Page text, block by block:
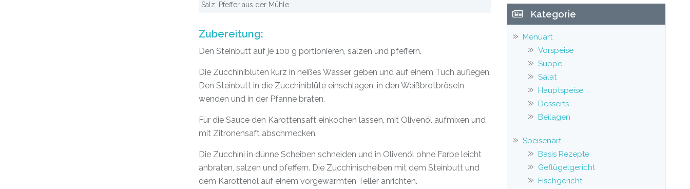
Salz, Pfeffer aus der Mühle
Zubereitung:
Den Steinbutt auf je 100 g portionieren, salzen und pfeffern.
Die Zucchiniblüten kurz in heißes Wasser geben und auf einem Tuch auflegen.
Den Steinbutt in die Zucchiniblüte einschlagen, in den Weißbrotbröseln
wenden und in der Pfanne braten.
Für die Sauce den Karottensaft einkochen lassen, mit Olivenöl aufmixen und
mit Zitronensaft abschmecken.
Die Zucchini in dünne Scheiben schneiden und in Olivenöl ohne Farbe leicht
anbraten, salzen und pfeffern. Die Zucchinischeiben mit dem Steinbutt und
dem Karottenöl auf einem vorgewärmten Teller anrichten.
Kategorie
Menüart
Vorspeise
Suppe
Salat
Hauptspeise
Desserts
Beilagen
Speisenart
Basis Rezepte
Geflügelgericht
Fischgericht